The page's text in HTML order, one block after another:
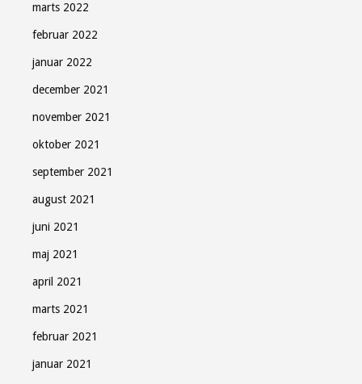
marts 2022
februar 2022
januar 2022
december 2021
november 2021
oktober 2021
september 2021
august 2021
juni 2021
maj 2021
april 2021
marts 2021
februar 2021
januar 2021